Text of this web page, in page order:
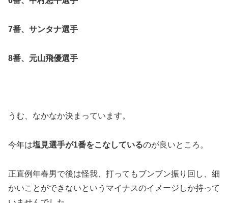
7番、サンタナ選手
8番、元山飛優選手
うむ、なかなか決まっています。
今年は塩見選手が1番をこなしているのが良いところ。
正直例年春男で後は怪我、打ってもブンブン振り回し、細
かいことができないというマイナスのイメージしか持って